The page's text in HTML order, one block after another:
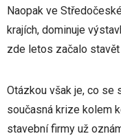
Naopak ve
krajích, dominuje
zde letos začalo
Otázkou však je, co se
současná krize kolem
stavební firmy už